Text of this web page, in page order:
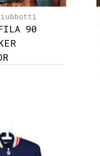
90